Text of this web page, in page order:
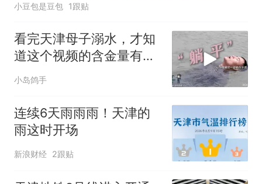
小豆包是豆包 1跟贴
看完天津母子溺水，才知
道这个视频的含金量有多
高！
小岛鸽手
连续6天雨雨雨！天津的
雨这时开场
新浪财经 2跟贴